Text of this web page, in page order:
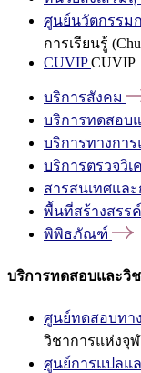
ศูนย์นวัตกรรมก
การเรียนรู้
CUVIPCUVIP
บริการสังคม
บริการทดสอบ
บริการทางกา
บริการตรวจวิ
สารสนเทศแล
พื้นที่สร้างสรรค์
พิพิธภัณฑ์
บริการทดสอบและวิ
ศูนย์ทดสอบทา
วิชาการแห่งจุฬ
ศูนย์การแปลแ